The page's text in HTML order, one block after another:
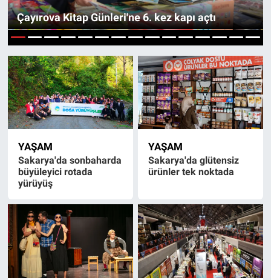
Çayırova Kitap Günleri'ne 6. kez kapı açtı
1
YAŞAM
Sakarya'da sonbaharda
büyüleyici rotada
yürüyüş
YAŞAM
Sakarya'da glütensiz
ürünler tek noktada
Röportaj
Video Galeri